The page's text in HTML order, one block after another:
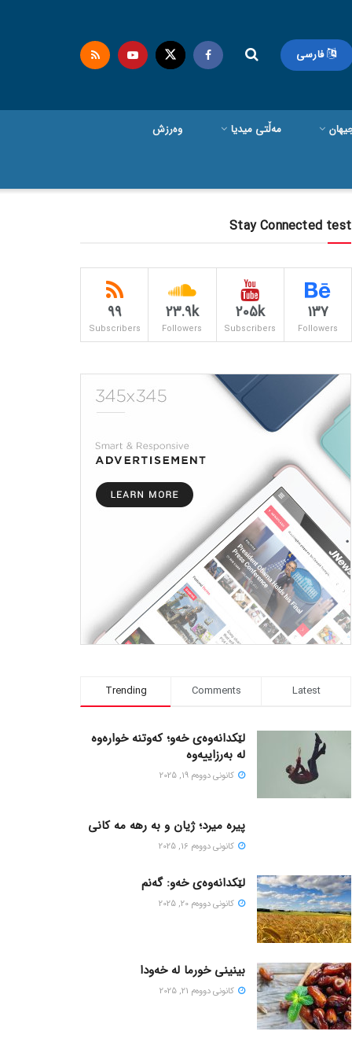
فارسی
مەڵتی میدیا وەرزش
Stay Connected test
137
Followers
205k
Subscribers
23.9k
Followers
99
Subscribers
Trending Comments Latest
لێکدانەوەی خەو؛ کەوتنە خوارەوە
لە بەرزاییەوە
كانونی دووه‌م 19, 2025
پیره میرد؛ ژیان و به رهه مه کانی
كانونی دووه‌م 16, 2025
لێکدانەوەی خەو: گەنم
كانونی دووه‌م 20, 2025
بینینی خورما لە خەودا
كانونی دووه‌م 21, 2025